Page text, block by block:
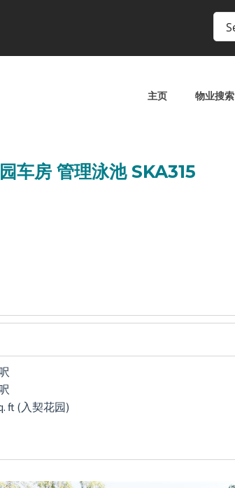
主页 物业搜索
车房 管理泳池 SKA315
ft (入契花园)